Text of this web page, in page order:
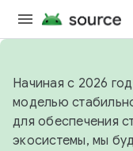
Начиная с 2026
моделью
для обеспечения
экосистемы, мы